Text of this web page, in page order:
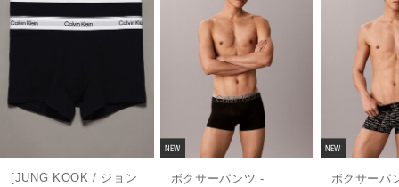
[JUNG KOOK / ジョン
NEW
ボクサーパンツ -
NEW
ボクサーパ